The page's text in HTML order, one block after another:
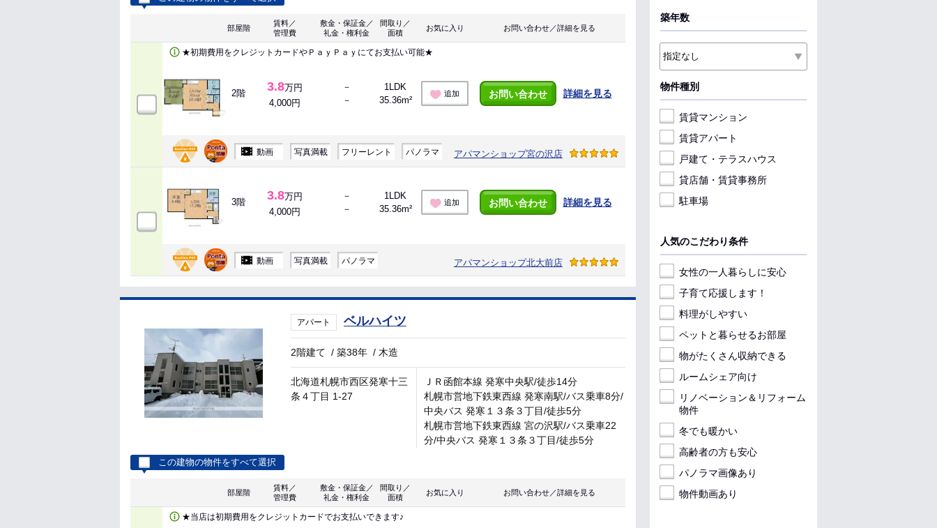
部屋階
賃料／
管理費
敷金・保証金／
礼金・権利金
間取り／
面積
お気に入り お問い合わせ／詳細を見る
★初期費用をクレジットカードやＰａｙＰａｙにてお支払い可能★
2階 3.8万円
4,000円
－
－
1LDK
35.36m²
追加 お問い合わせ 詳細を見る
動画 写真満載 フリーレント パノラマ アパマンショップ宮の沢店
3階 3.8万円
4,000円
－
－
1LDK
35.36m²
追加 お問い合わせ 詳細を見る
動画 写真満載 パノラマ アパマンショップ北大前店
アパート ベルハイツ
2階建て /築38年 / 木造
北海道札幌市西区発寒十三
条４丁目 1-27
ＪＲ函館本線 発寒中央駅/徒歩14分
札幌市営地下鉄東西線 発寒南駅/バス乗車8分/
中央バス 発寒１３条３丁目/徒歩5分
札幌市営地下鉄東西線 宮の沢駅/バス乗車22
分/中央バス 発寒１３条３丁目/徒歩5分
この建物の物件をすべて選択
部屋階
賃料／
管理費
敷金・保証金／
礼金・権利金
間取り／
面積
お気に入り お問い合わせ／詳細を見る
★当店は初期費用をクレジットカードでお支払いできます♪
築年数
物件種別
賃貸マンション
賃貸アパート
戸建て・テラスハウス
貸店舗・賃貸事務所
駐車場
人気のこだわり条件
女性の一人暮らしに安心
子育て応援します！
料理がしやすい
ペットと暮らせるお部屋
物がたくさん収納できる
ルームシェア向け
リノベーション＆リフォーム
物件
冬でも暖かい
高齢者の方も安心
パノラマ画像あり
物件動画あり